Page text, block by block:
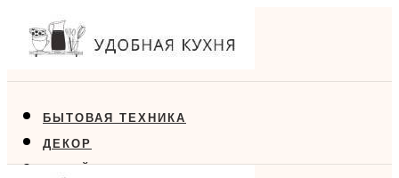
БЫТОВАЯ ТЕХНИКА
ДЕКОР
ДИЗАЙН